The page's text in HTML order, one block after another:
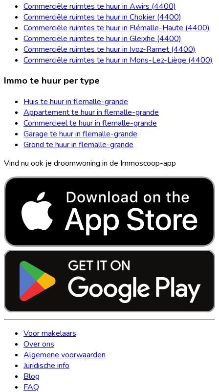
Commerciële ruimtes te huur in Awirs (4400)
Commerciële ruimtes te huur in Chokier (4400)
Commerciële ruimtes te huur in Flémalle-Haute (4400)
Commerciële ruimtes te huur in Gleixhe (4400)
Commerciële ruimtes te huur in Ivoz-Ramet (4400)
Commerciële ruimtes te huur in Mons-Lez-Liège (4400)
Immo te huur per type
Huis te huur in flemalle-grande
Appartement te huur in flemalle-grande
Commercieel te huur in flemalle-grande
Garage te huur in flemalle-grande
Grond te huur in flemalle-grande
Vind nu ook je droomwoning in de Immoscoop-app
Voor makelaars
Over ons
Algemene voorwaarden
Juridische info
Blog
FAQ